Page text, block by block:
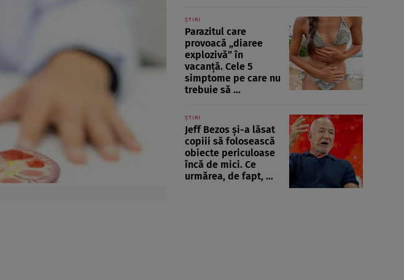
ȘTIRI
Parazitul care
provoacă „diaree
explozivă” în
vacanță. Cele 5
simptome pe care nu
trebuie să ...
ȘTIRI
Jeff Bezos și-a lăsat
copiii să folosească
obiecte periculoase
încă de mici. Ce
urmărea, de fapt, ...